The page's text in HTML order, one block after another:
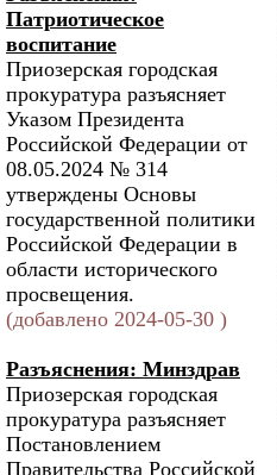
Патриотическое
воспитание
Приозерская городская
прокуратура разъясняет
Указом Президента
Российской Федерации от
08.05.2024 № 314
утверждены Основы
государственной политики
Российской Федерации в
области исторического
просвещения.
(добавлено 2024-05-30 )
Разъяснения: Минздрав
Приозерская городская
прокуратура разъясняет
Постановлением
Правительства Российской